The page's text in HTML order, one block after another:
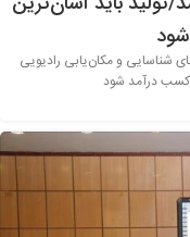
شناسایی و مکان‌یابی رادیویی
کسب درآمد شود